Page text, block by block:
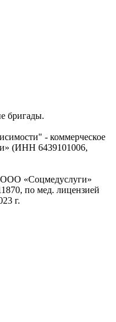
бригады.
- коммерческое
(ИНН 6439101006,
ООО «Соцмедуслуги»
по мед. лицензией
г.